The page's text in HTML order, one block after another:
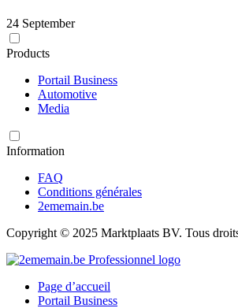
24 September
Products
Portail Business
Automotive
Media
Information
FAQ
Conditions générales
2ememain.be
Copyright © 2025 Marktplaats BV. Tous
Page d’accueil
Portail Business